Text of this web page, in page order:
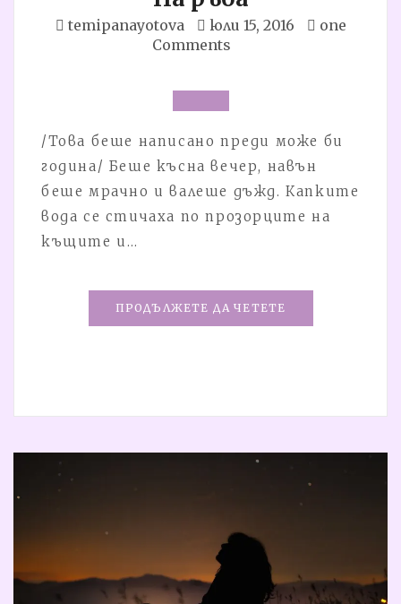
temipanayotova юли 15, 2016
one
Comments
/Това беше написано преди може би
година/ Беше късна вечер, навън
беше мрачно и валеше дъжд. Капките
вода се стичаха по прозорците на
къщите и…
ПРОДЪЛЖЕТЕ ДА ЧЕТЕТЕ